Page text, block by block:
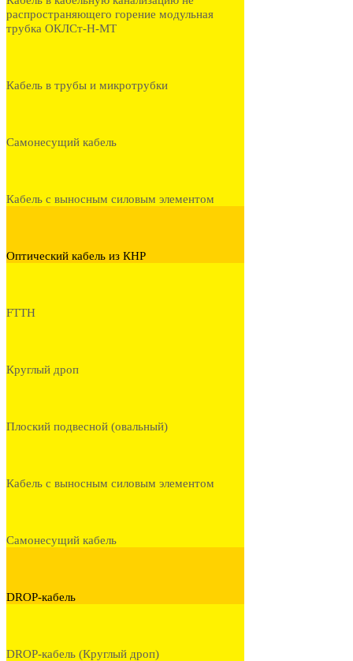
распространяющего горение модульная
трубка ОКЛСт-Н-МТ
Кабель в трубы и микротрубки
Самонесущий кабель
Кабель с выносным силовым элементом
Оптический кабель из КНР
FTTH
Круглый дроп
Плоский подвесной (овальный)
Кабель с выносным силовым элементом
Самонесущий кабель
DROP-кабель
DROP-кабель (Круглый дроп)